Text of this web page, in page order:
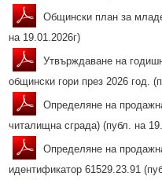
Общински план за
на 19.01.2026г)
Утвърждаване на
общински гори през 2026 год.
Определяне на
читалищна сграда) (публ. на
Определяне на
идентификатор 61529.23.91